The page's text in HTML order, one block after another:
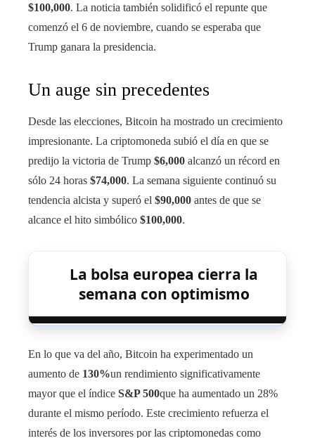
$100,000. La noticia también solidificó el repunte que
comenzó el 6 de noviembre, cuando se esperaba que
Trump ganara la presidencia.
Un auge sin precedentes
Desde las elecciones, Bitcoin ha mostrado un crecimiento
impresionante. La criptomoneda subió el día en que se
predijo la victoria de Trump $6,000 alcanzó un récord en
sólo 24 horas $74,000. La semana siguiente continuó su
tendencia alcista y superó el $90,000 antes de que se
alcance el hito simbólico $100,000.
La bolsa europea cierra la
semana con optimismo
En lo que va del año, Bitcoin ha experimentado un
aumento de 130%un rendimiento significativamente
mayor que el índice S&P 500que ha aumentado un 28%
durante el mismo período. Este crecimiento refuerza el
interés de los inversores por las criptomonedas como